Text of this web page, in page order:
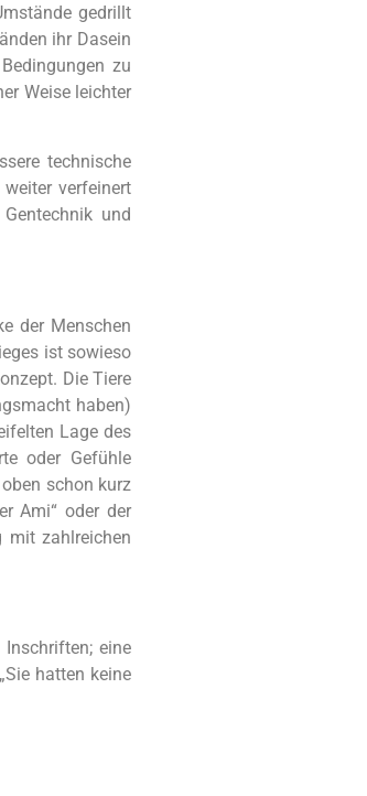
gedrillt
ihr Dasein
zu
Weise leichter
technische
verfeinert
und
der Menschen
ist sowieso
Die Tiere
haben)
Lage des
oder Gefühle
schon kurz
Ami“ oder der
mit zahlreichen
eine
hatten keine